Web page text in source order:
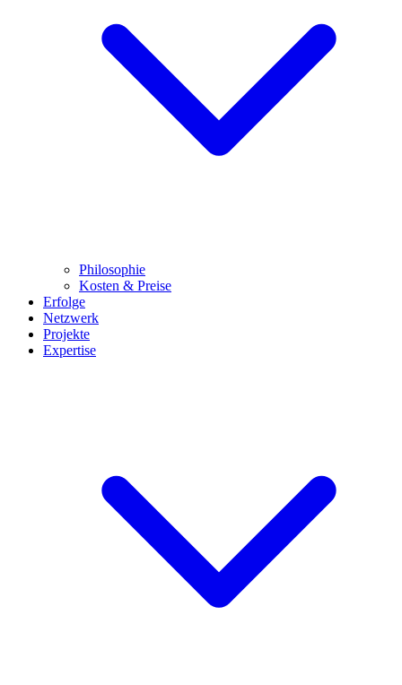
Philosophie
Kosten & Preise
Erfolge
Netzwerk
Projekte
Expertise